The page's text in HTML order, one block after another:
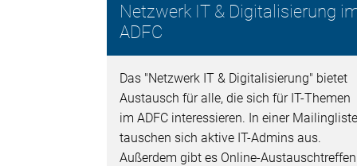
Netzwerk IT & Digitalisierung
ADFC
Das "Netzwerk IT & Digitalisierung" bietet
Austausch für alle, die sich für IT-Themen
im ADFC interessieren. In einer
tauschen sich aktive IT-Admins aus.
Außerdem gibt es Online-Austauschtreffen